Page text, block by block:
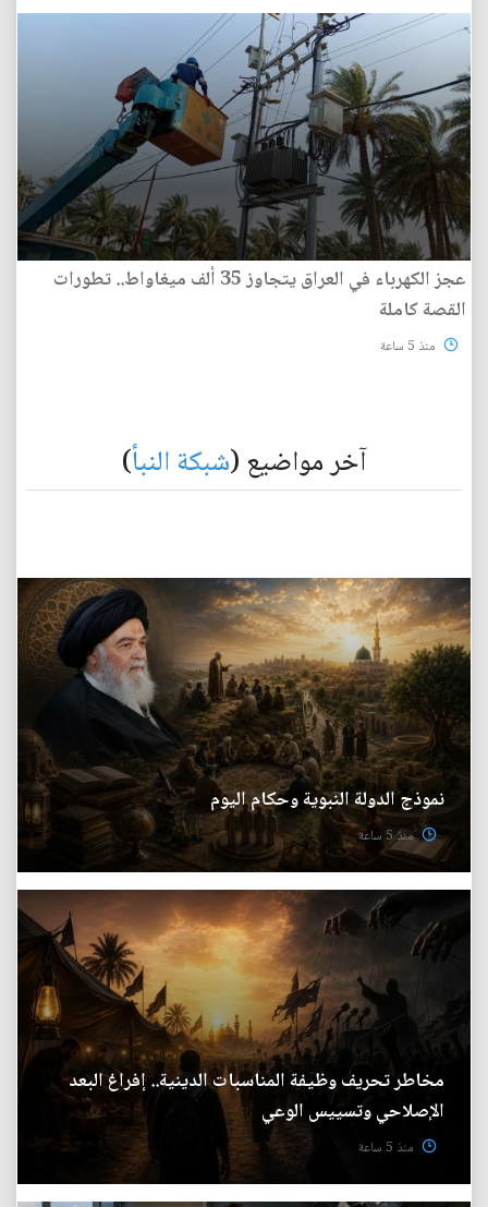
عجز الكهرباء في العراق يتجاوز 35 ألف ميغاواط.. تطورات
القصة كاملة
منذ 5 ساعة
آخر مواضيع (شبكة النبأ)
نموذج الدولة النبوية وحكام اليوم
منذ 5 ساعة
مخاطر تحريف وظيفة المناسبات الدينية.. إفراغ البعد
الإصلاحي وتسييس الوعي
منذ 5 ساعة